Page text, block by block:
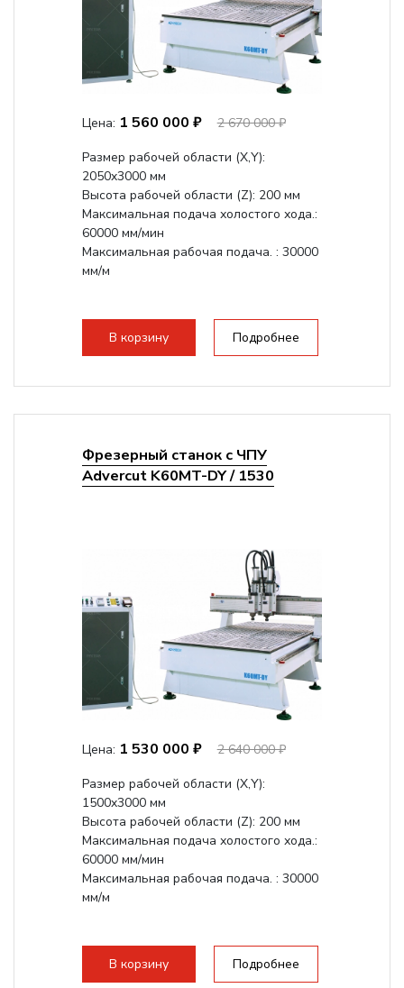
Цена: 1 560 000 ₽
2 670 000 ₽
Размер рабочей области (Х,Y):
2050x3000 мм
Высота рабочей области (Z): 200 мм
Максимальная подача холостого хода.:
60000 мм/мин
Максимальная рабочая подача. : 30000
мм/м
В корзину Подробнее
Фрезерный станок с ЧПУ
Advercut K60MT-DY / 1530
Цена: 1 530 000 ₽
2 640 000 ₽
Размер рабочей области (Х,Y):
1500x3000 мм
Высота рабочей области (Z): 200 мм
Максимальная подача холостого хода.:
60000 мм/мин
Максимальная рабочая подача. : 30000
мм/м
В корзину Подробнее